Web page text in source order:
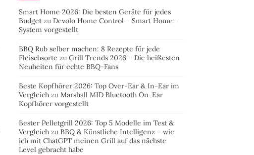
Smart Home 2026: Die besten Geräte für jedes
Budgetzu Devolo Home Control – Smart Home-
System vorgestellt
BBQ Rub selber machen: 8 Rezepte für jede
Fleischsorte zu Grill Trends 2026 – Die heißesten
Neuheiten für echte BBQ-Fans
Beste Kopfhörer 2026: Top Over-Ear & In-Ear im
Vergleichzu Marshall MID Bluetooth On-Ear
Kopfhörer vorgestellt
Bester Pelletgrill 2026: Top 5 Modelle im Test &
Vergleichzu BBQ & Künstliche Intelligenz – wie
ich mit ChatGPT meinen Grill auf das nächste
Level gebracht habe